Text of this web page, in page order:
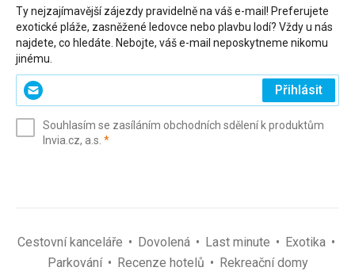
Ty nejzajímavější zájezdy pravidelně na váš e-mail! Preferujete
exotické pláže, zasněžené ledovce nebo plavbu lodí? Vždy u nás
najdete, co hledáte. Nebojte, váš e-mail neposkytneme nikomu
jinému.
Zadejte
svůj
(povinné)
Přihlásit
Souhlasím se zasíláním obchodních sdělení k produktům
Invia.cz, a.s. *(povinné)
Cestovní kanceláře Dovolená Last minute
Exotika
Parkování
Recenze hotelů Rekreační domy